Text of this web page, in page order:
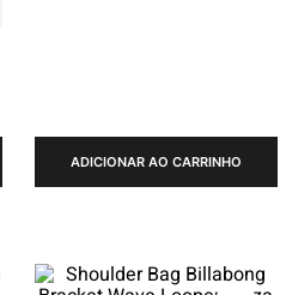
ADICIONAR AO CARRINHO